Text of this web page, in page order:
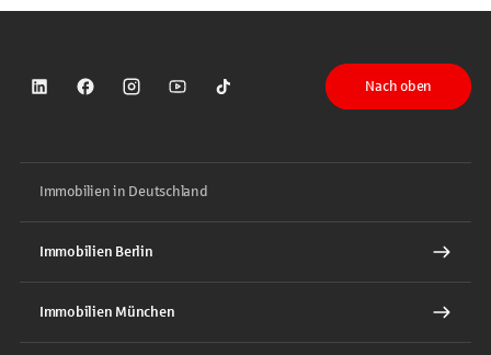
Sparkasse auf LinkedIn
Sparkasse auf Facebook
Sparkasse auf Instagram
Sparkasse auf YouTube
Sparkasse auf TikTok
Nach oben
Immobilien in Deutschland
Immobilien Berlin
Immobilien München